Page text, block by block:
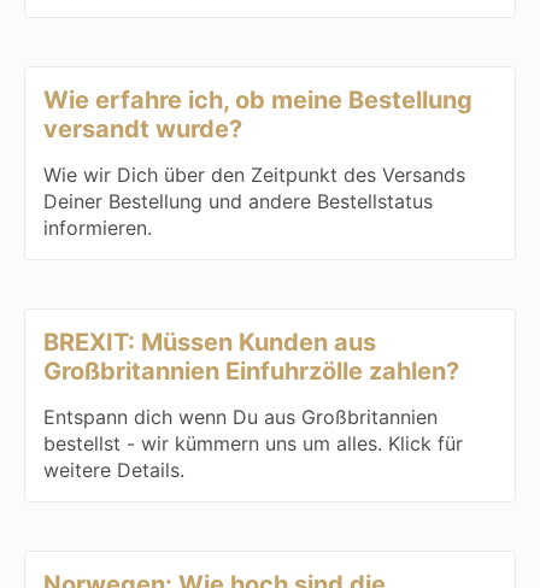
Wie erfahre ich, ob meine Bestellung
versandt wurde?
Wie wir Dich über den Zeitpunkt des Versands
Deiner Bestellung und andere Bestellstatus
informieren.
BREXIT: Müssen Kunden aus
Großbritannien Einfuhrzölle zahlen?
Entspann dich wenn Du aus Großbritannien
bestellst - wir kümmern uns um alles. Klick für
weitere Details.